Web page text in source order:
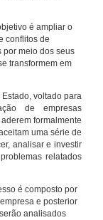
é ampliar o
conflitos de
por meio dos seus
transformem em
voltado para
de empresas
formalmente
uma série de
analisar e investir
relatados
é composto por
e posterior
analisados